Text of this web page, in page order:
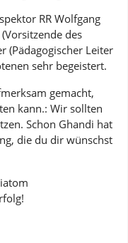
RR Wolfgang
des
(Pädagogischer Leiter
sehr begeistert.
gemacht,
kann.: Wir sollten
Schon Ghandi hat
die du dir wünschst